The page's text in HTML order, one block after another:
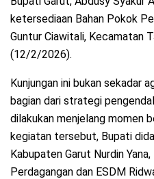
ketersediaan Bahan Pokok
Guntur Ciawitali, Kecamatan
(12/2/2026).
Kunjungan ini bukan sekadar
bagian dari strategi
dilakukan menjelang momen
kegiatan tersebut, Bupati
Kabupaten Garut Nurdin
Perdagangan dan ESDM